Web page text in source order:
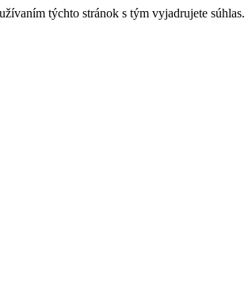
týchto stránok s tým vyjadrujete súhlas.